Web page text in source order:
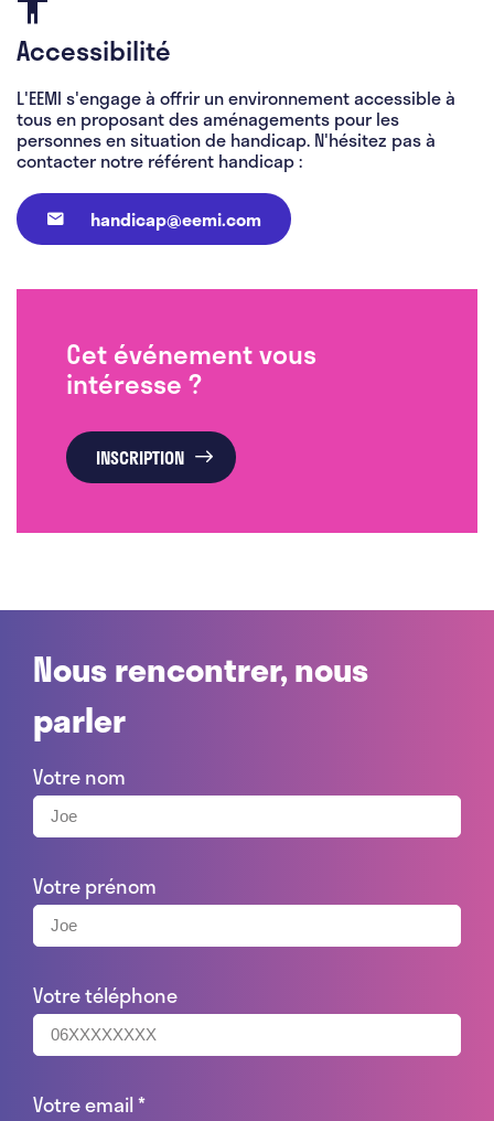
Accessibilité
L'EEMI s'engage à offrir un environnement accessible à
tous en proposant des aménagements pour les
personnes en situation de handicap. N'hésitez pas à
contacter notre référent handicap :
handicap@eemi.com
Cet événement vous
intéresse ?
INSCRIPTION
Nous rencontrer, nous
parler
Votre nom
Votre prénom
Votre téléphone
Votre email*